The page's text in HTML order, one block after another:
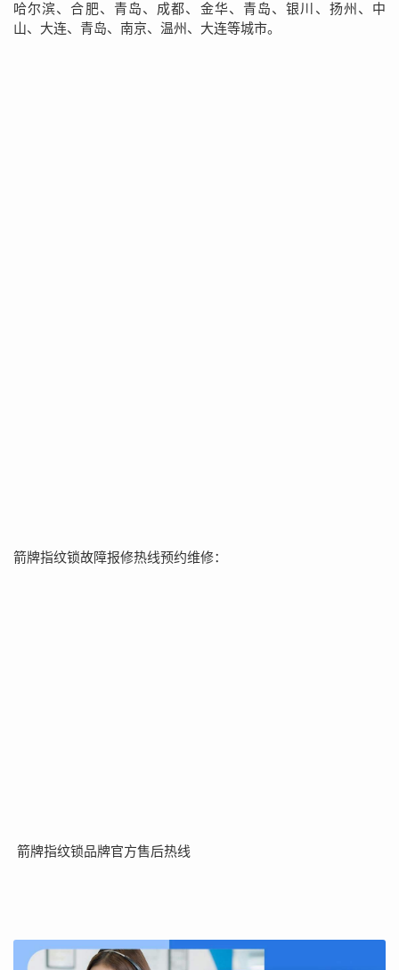
哈尔滨、合肥、青岛、成都、金华、青岛、银川、扬州、中
山、大连、青岛、南京、温州、大连等城市。
箭牌指纹锁故障报修热线预约维修：
箭牌指纹锁品牌官方售后热线